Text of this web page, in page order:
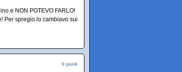
e NON POTEVO FARLO!
Per spregio lo cambiavo sui
0 punti